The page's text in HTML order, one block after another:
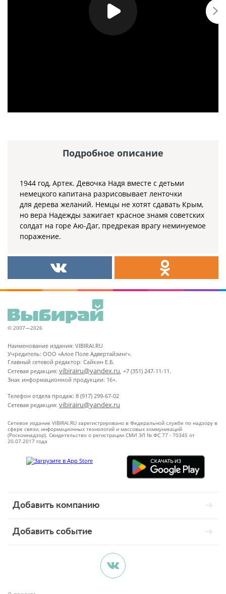
Подробное описание
1944 год, Артек. Девочка Надя вместе с детьми
немецкого капитана разрисовывает ленточки
для дерева желаний. Немцы не хотят сдавать Крым,
но вера Надежды зажигает красное знамя советских
солдат на горе Аю-Даг, предрекая врагу неминуемое
поражение.
© 2007—2026
Наименование издания: VIBIRAI.RU
Учредитель: ООО «Алое Поле Адвертайзинг».
Главный сетевой редактор: Сайкин Е.Б.
Сетевая редакция: vibirairu@yandex.ru, +7 (351) 247-11-11.
Знак информационной продукции: 16+.
Телефон отдела продаж: 8 (917) 299-67-02
Сетевая редакция: vibirairu@yandex.ru
Сетевое издание VIBIRAI.RU зарегистрировано в Федеральной службе по надзору в
сфере связи, информационных технологий и массовых коммуникаций
(Роскомнадзор). Свидетельство о регистрации СМИ ЭЛ № ФС 77 - 70345 от
20.07.2017 года
Добавить компанию
Добавить событие